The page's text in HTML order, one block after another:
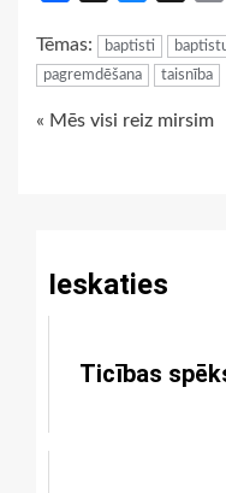
Tēmas: baptisti
pagremdēšana
taisnība
Continue
« Mēs visi reiz mirsim
Ieskaties
Ticības